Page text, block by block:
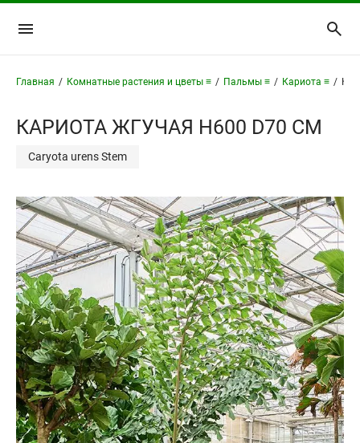
Главная / Комнатные растения и цветы ≡ / Пальмы ≡ / Кариота ≡ /
КАРИОТА ЖГУЧАЯ H600 D70 СМ
Caryota urens Stem